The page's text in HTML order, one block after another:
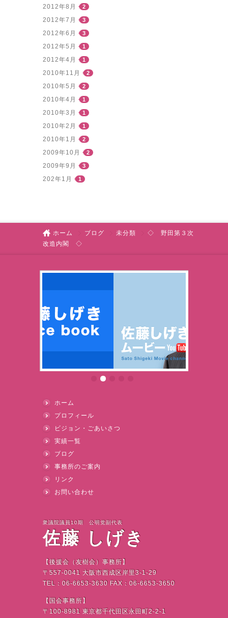
2012年8月 2
2012年7月 3
2012年6月 3
2012年5月 1
2012年4月 1
2010年11月 2
2010年5月 2
2010年4月 1
2010年3月 1
2010年2月 1
2010年1月 2
2009年10月 2
2009年9月 3
202年1月 1
ホーム ブログ 未分類
◇ 野田第３次
改造内閣 ◇
ホーム
プロフィール
ビジョン・ごあいさつ
実績一覧
ブログ
事務所のご案内
リンク
お問い合わせ
衆議院議員10期 公明党副代表
佐藤 しげき
【後援会（友樹会）事務所】
〒 557-0041 大阪市西成区岸里3-1-29
TEL ： 06-6653-3630 FAX ： 06-6653-3650
【国会事務所】
〒 100-8981 東京都千代田区永田町2-2-1